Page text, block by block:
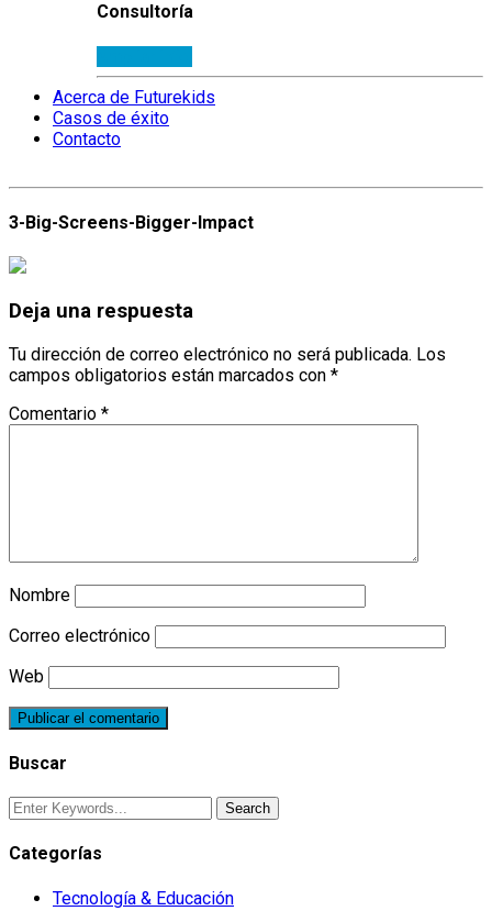
Consultoría
Acerca de Futurekids
Casos de éxito
Contacto
3-Big-Screens-Bigger-Impact
Deja una respuesta
Tu dirección de correo electrónico no será publicada. Los
campos obligatorios están marcados con *
Comentario *
Nombre
Correo electrónico
Web
Buscar
Categorías
Tecnología & Educación